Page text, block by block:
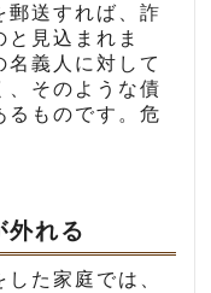
郵送すれば、詐
見込まれま
義人に対して
、そのような債
るものです。危
外れる
た家庭では、